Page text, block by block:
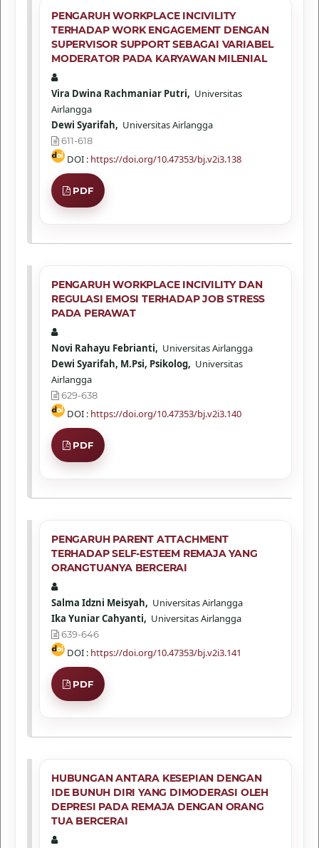
PENGARUH WORKPLACE INCIVILITY
TERHADAP WORK ENGAGEMENT DENGAN
SUPERVISOR SUPPORT SEBAGAI VARIABEL
MODERATOR PADA KARYAWAN MILENIAL
Vira Dwina Rachmaniar Putri, Universitas
Airlangga
Dewi Syarifah, Universitas Airlangga
611-618
DOI : https://doi.org/10.47353/bj.v2i3.138
PDF
PENGARUH WORKPLACE INCIVILITY DAN
REGULASI EMOSI TERHADAP JOB STRESS
PADA PERAWAT
Novi Rahayu Febrianti, Universitas Airlangga
Dewi Syarifah, M.Psi, Psikolog, Universitas
Airlangga
629-638
DOI : https://doi.org/10.47353/bj.v2i3.140
PDF
PENGARUH PARENT ATTACHMENT
TERHADAP SELF-ESTEEM REMAJA YANG
ORANGTUANYA BERCERAI
Salma Idzni Meisyah, Universitas Airlangga
Ika Yuniar Cahyanti, Universitas Airlangga
639-646
DOI : https://doi.org/10.47353/bj.v2i3.141
PDF
HUBUNGAN ANTARA KESEPIAN DENGAN
IDE BUNUH DIRI YANG DIMODERASI OLEH
DEPRESI PADA REMAJA DENGAN ORANG
TUA BERCERAI